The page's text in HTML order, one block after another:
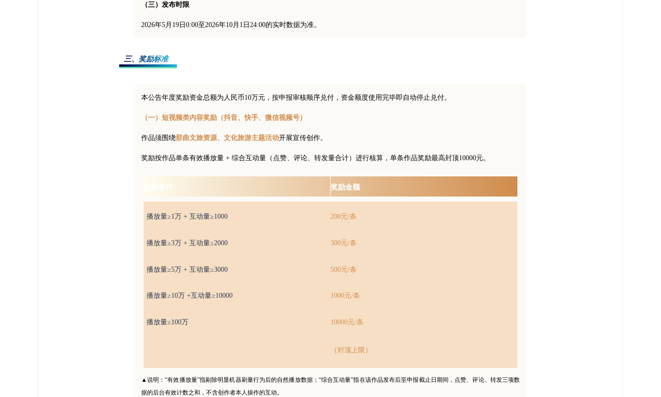
（三）发布时限
2026年5月19日0:00至2026年10月1日24:00的实时数据为准。
三、奖励标准
本公告年度奖励资金总额为人民币10万元，按申报审核顺序兑付，资金额度使用完毕即自动停止兑付。
（一）短视频类内容奖励（抖音、快手、微信视频号）
作品须围绕那曲文旅资源、文化旅游主题活动开展宣传创作。
奖励按作品单条有效播放量 + 综合互动量（点赞、评论、转发量合计）进行核算，单条作品奖励最高封顶10000元。
达标条件 奖励金额
播放量≥1万 + 互动量≥1000 200元/条
播放量≥3万 + 互动量≥2000 300元/条
播放量≥5万 + 互动量≥3000 500元/条
播放量≥10万 +互动量≥10000 1000元/条
播放量≥100万 10000元/条
（封顶上限）
▲说明：“有效播放量”指剔除明显机器刷量行为后的自然播放数据；“综合互动量”指在该作品发布后至申报截止日期间，点赞、评论、转发三项数
据的后台有效计数之和，不含创作者本人操作的互动。